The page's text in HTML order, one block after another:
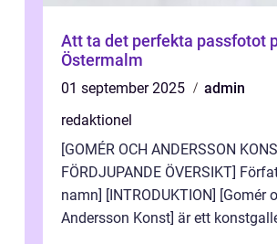
Att ta det perfekta passfotot
Östermalm
01 september 2025
admin
redaktionel
[GOMÉR OCH ANDERSSON
FÖRDJUPANDE ÖVERSIKT]
namn] [INTRODUKTION] [Gomér
Andersson Konst] är ett